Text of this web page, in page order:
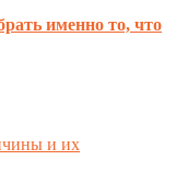
именно то, что